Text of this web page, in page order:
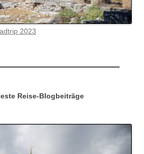
2023
Reise-Blogbeiträge